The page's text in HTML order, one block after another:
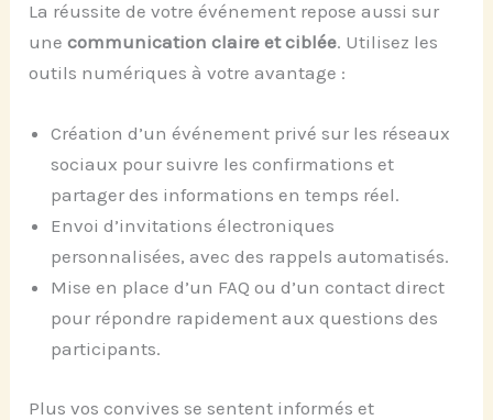
La réussite de votre événement repose aussi sur
unecommunication claire et ciblée. Utilisez les
outils numériques à votre avantage :
Création d’un événement privé sur les réseaux
sociaux pour suivre les confirmations et
partager des informations en temps réel.
Envoi d’invitations électroniques
personnalisées, avec des rappels automatisés.
Mise en place d’un FAQ ou d’un contact direct
pour répondre rapidement aux questions des
participants.
Plus vos convives se sentent informés et